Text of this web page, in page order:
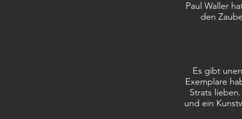
Paul Waller
den
Es gibt
Exemplare
Strats
und ein